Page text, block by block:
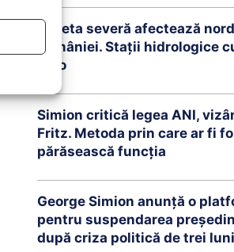
Seceta severă afectează
României. Stații hidrologice
zero
Simion critică legea ANI,
Fritz. Metoda prin care ar fi
părăsească funcția
George Simion anunță o
pentru suspendarea
după criza politică de trei luni